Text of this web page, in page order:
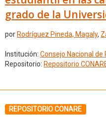
grado de la
por Rodríguez Pineda, Magaly,
Institución: Consejo Nacional de
Repositorio: Repositorio
REPOSITORIO CONARE